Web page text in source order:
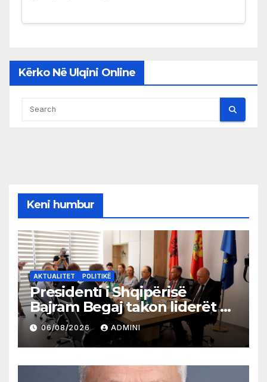
Kërko Në Ulqini Online
Keni humbur
AKTUALITET POLITIKË
Presidenti i Shqipërisë
Bajram Begaj takon liderët e
partive shqiptare në Ulqin
06/08/2026 ADMINI